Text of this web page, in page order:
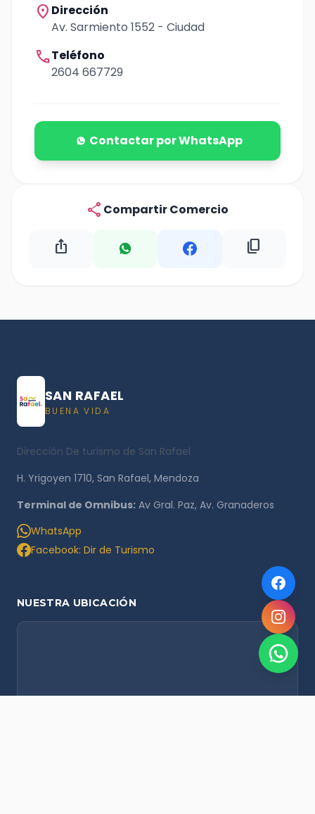
location_on Dirección
Av. Sarmiento 1552 - Ciudad
callTeléfono
2604 667729
Contactar por WhatsApp
share Compartir Comercio
ios_share content_copy
SAN RAFAEL
BUENA VIDA
Dirección De turismo de San Rafael
H. Yrigoyen 1710, San Rafael, Mendoza
Terminal de Omnibus: Av Gral. Paz, Av. Granaderos
WhatsApp
Facebook: Dir de Turismo
NUESTRA UBICACIÓN